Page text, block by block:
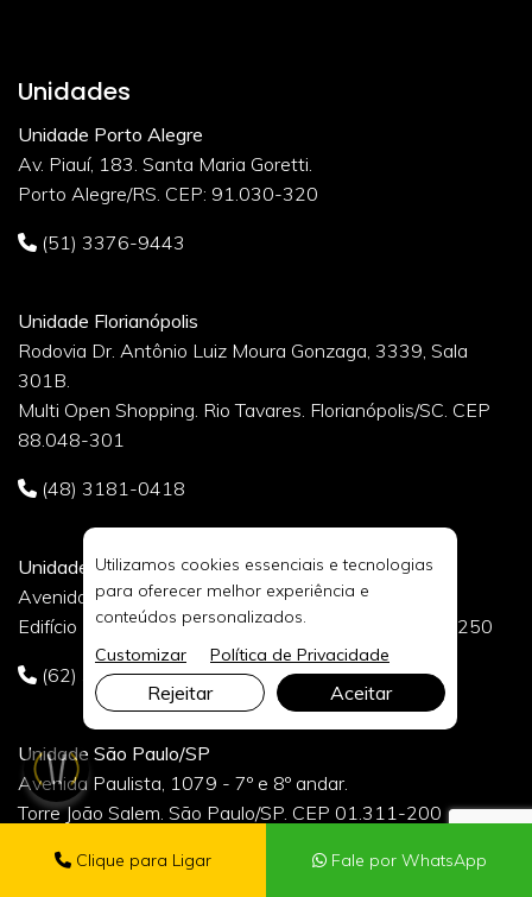
Unidades
Unidade Porto Alegre
Av. Piauí, 183. Santa Maria Goretti.
Porto Alegre/RS. CEP: 91.030-320
(51) 3376-9443
Unidade Florianópolis
Rodovia Dr. Antônio Luiz Moura Gonzaga, 3339, Sala
301B.
Multi Open Shopping. Rio Tavares. Florianópolis/SC. CEP
88.048-301
(48) 3181-0418
Unidade Goiânia/GO
Avenida 136, 761, 11o Andar.
Edifício NASA - Setor Sul. Goiânia/GO. CEP 74.093-250
(62) 3142-1765
Unidade São Paulo/SP
Avenida Paulista, 1079 - 7º e 8º andar.
Torre João Salem. São Paulo/SP. CEP 01.311-200
(11) 3956-6312
Clique para Ligar Fale por WhatsApp
Utilizamos cookies essenciais e tecnologias
para oferecer melhor experiência e
conteúdos personalizados.
Customizar
Política de Privacidade
Rejeitar Aceitar